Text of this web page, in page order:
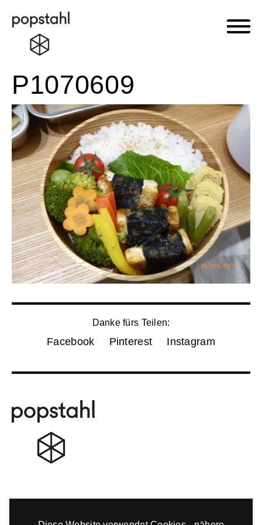
Zum
Inhalt
springen
Popstahl
P1070609
Danke fürs Teilen:
Facebook Pinterest Instagram